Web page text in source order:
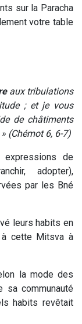
sur la Paracha
votre table
aux tribulations
; et je vous
de châtiments
(Chémot 6, 6-7)
expressions de
adopter),
par les Bné
leurs habits en
à cette Mitsva à
la mode des
sa communauté
habits revêtait